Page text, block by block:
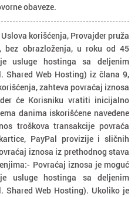
obaveze.
korišćenja, Provajder pruža
bez obrazloženja, u roku od 45
usluge hostinga sa deljenim
Shared Web Hosting) iz člana 9,
zahteva povraćaj iznosa
će Korisniku vratiti inicijalno
danima iskorišćene navedene
troškova transakcije povraća
PayPal provizije i sličnih
iznosa iz prethodnog stava
Povraćaj iznosa je moguć
usluge hostinga sa deljenim
Shared Web Hosting). Ukoliko je